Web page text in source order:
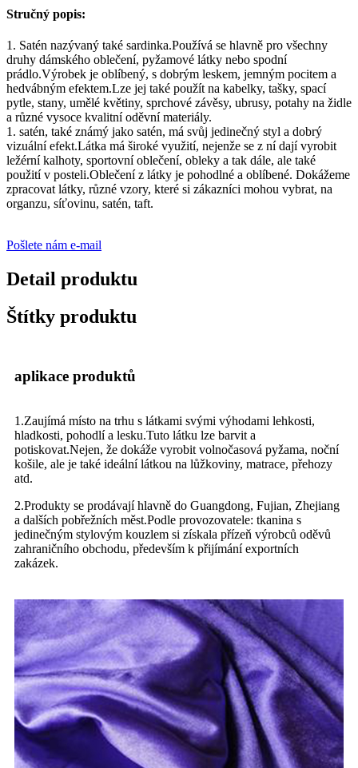
Stručný popis:
1. Satén nazývaný také sardinka.Používá se hlavně pro všechny
druhy dámského oblečení, pyžamové látky nebo spodní
prádlo.Výrobek je oblíbený, s dobrým leskem, jemným pocitem a
hedvábným efektem.Lze jej také použít na kabelky, tašky, spací
pytle, stany, umělé květiny, sprchové závěsy, ubrusy, potahy na židle
a různé vysoce kvalitní oděvní materiály.
1. satén, také známý jako satén, má svůj jedinečný styl a dobrý
vizuální efekt.Látka má široké využití, nejenže se z ní dají vyrobit
ležérní kalhoty, sportovní oblečení, obleky a tak dále, ale také
použití v posteli.Oblečení z látky je pohodlné a oblíbené. Dokážeme
zpracovat látky, různé vzory, které si zákazníci mohou vybrat, na
organzu, síťovinu, satén, taft.
Pošlete nám e-mail
Detail produktu
Štítky produktu
aplikace produktů
1.Zaujímá místo na trhu s látkami svými výhodami lehkosti,
hladkosti, pohodlí a lesku.Tuto látku lze barvit a
potiskovat.Nejen, že dokáže vyrobit volnočasová pyžama, noční
košile, ale je také ideální látkou na lůžkoviny, matrace, přehozy
atd.
2.Produkty se prodávají hlavně do Guangdong, Fujian, Zhejiang
a dalších pobřežních měst.Podle provozovatele: tkanina s
jedinečným stylovým kouzlem si získala přízeň výrobců oděvů
zahraničního obchodu, především k přijímání exportních
zakázek.